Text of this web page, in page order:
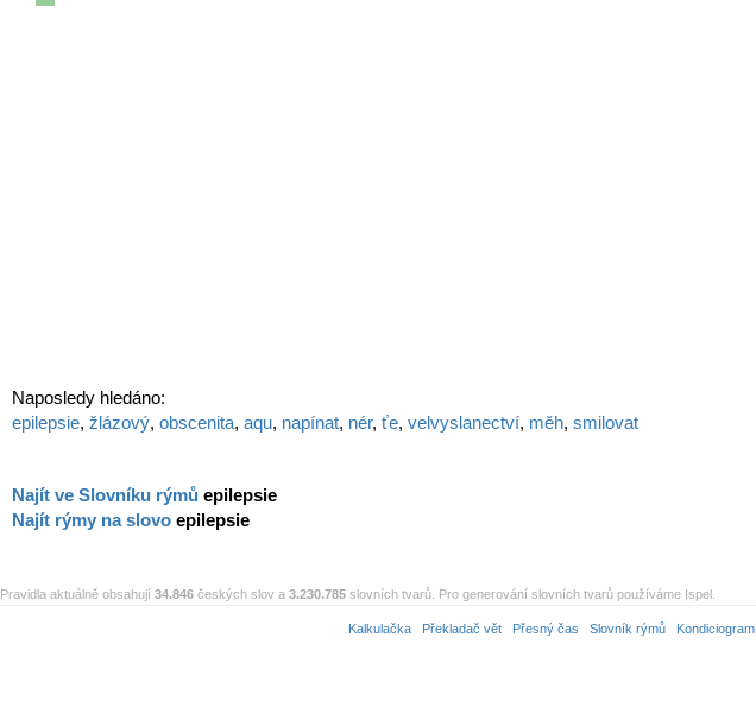
Naposledy hledáno:
epilepsie, žlázový, obscenita, aqu, napínat, nér, ťe, velvyslanectví, měh, smilovat
Najít ve Slovníku rýmů epilepsie
Najít rýmy na slovo epilepsie
Pravidla aktuálně obsahují 34.846 českých slov a 3.230.785 slovních tvarů. Pro generování slovních tvarů používáme Ispel.
Kalkulačka Překladač vět Přesný čas Slovník rýmů Kondiciogram